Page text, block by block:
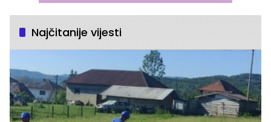
Najčitanije vijesti